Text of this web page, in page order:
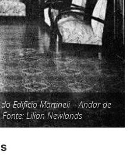
Edifício Martineli – Andar de
Lilian Newlands